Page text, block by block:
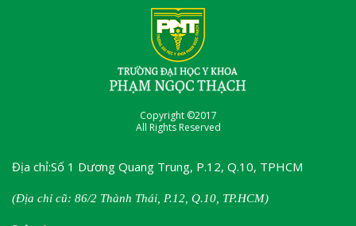
Copyright ©2017
All Rights Reserved
Địa chỉ:Số 1 Dương Quang Trung, P.12, Q.10, TPHCM
(Địa chỉ cũ: 86/2 Thành Thái, P.12, Q.10, TP.HCM)